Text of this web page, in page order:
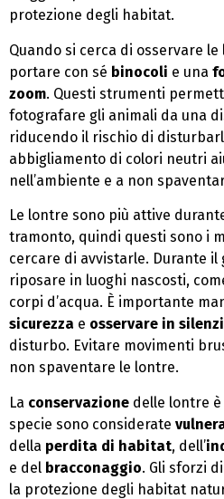
protezione degli habitat.
Quando si cerca di osservare
portare con sé binocoli e una
zoom. Questi strumenti
fotografare gli animali da una
riducendo il rischio di
abbigliamento di colori neutri
nell’ambiente e a non
Le lontre sono più attive
tramonto, quindi questi sono i
cercare di avvistarle. Durante il
riposare in luoghi nascosti,
corpi d’acqua. È importante
sicurezza e osservare in
disturbo. Evitare movimenti
non spaventare le lontre.
La conservazione delle lontre
specie sono considerate
della perdita di habitat, dell’
e del bracconaggio. Gli sforzi
la protezione degli habitat